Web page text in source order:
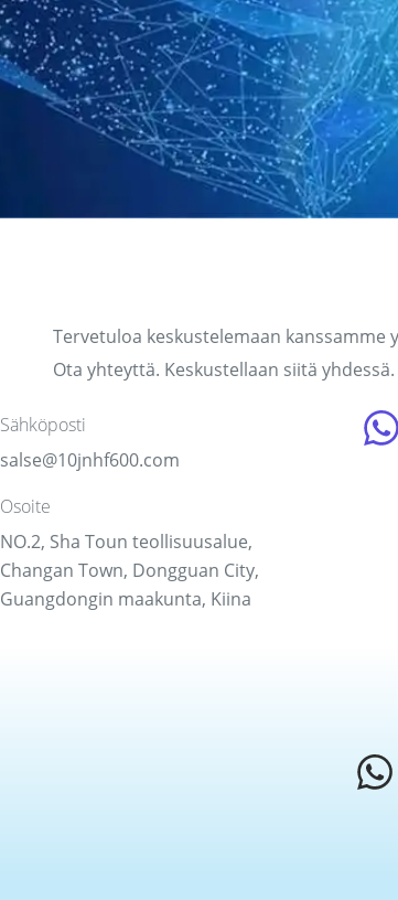
Tervetuloa keskustelemaan
Ota yhteyttä. Keskustellaan siitä yhdessä.
Sähköposti
salse@10jnhf600.com
Osoite
NO.2, Sha Toun teollisuusalue,
Changan Town, Dongguan City,
Guangdongin maakunta, Kiina